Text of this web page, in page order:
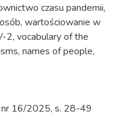
czasu pandemii,
, wartościowanie w
2, vocabulary of the
, names of people,
nr 16/2025, s. 28-49